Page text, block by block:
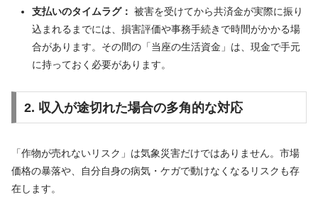
支払いのタイムラグ： 被害を受けてから共済金が実際に振り
込まれるまでには、損害評価や事務手続きで時間がかかる場
合があります。その間の「当座の生活資金」は、現金で手元
に持っておく必要があります。
2. 収入が途切れた場合の多角的な対応
「作物が売れないリスク」は気象災害だけではありません。市場
価格の暴落や、自分自身の病気・ケガで動けなくなるリスクも存
在します。